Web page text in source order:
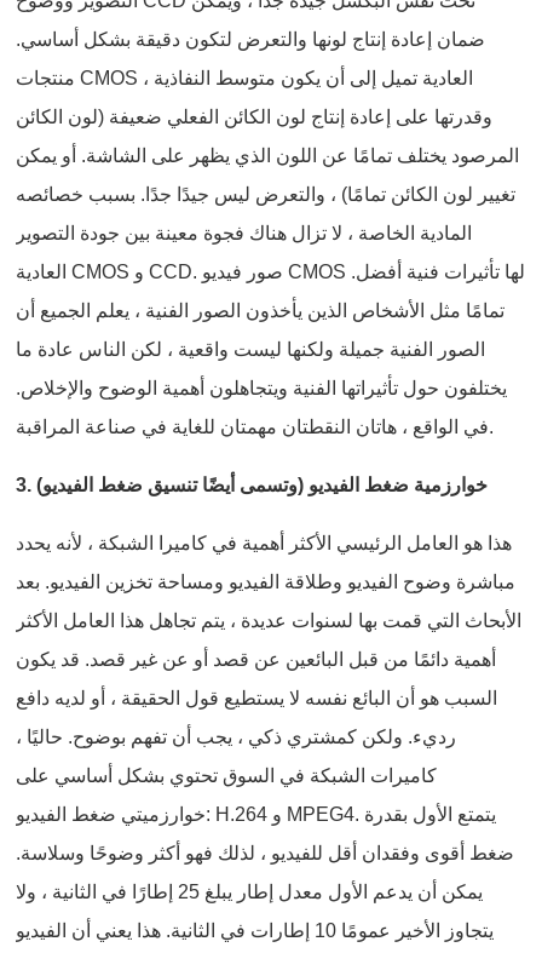
ضمان إعادة إنتاج لونها والتعرض لتكون دقيقة بشكل أساسي.
منتجات CMOS العادية تميل إلى أن يكون متوسط النفاذية ،
وقدرتها على إعادة إنتاج لون الكائن الفعلي ضعيفة (لون الكائن
المرصود يختلف تمامًا عن اللون الذي يظهر على الشاشة. أو يمكن
تغيير لون الكائن تمامًا) ، والتعرض ليس جيدًا جدًا. بسبب خصائصه
المادية الخاصة ، لا تزال هناك فجوة معينة بين جودة التصوير
العادية CMOS و CCD. صور فيديو CMOS لها تأثيرات فنية أفضل.
تمامًا مثل الأشخاص الذين يأخذون الصور الفنية ، يعلم الجميع أن
الصور الفنية جميلة ولكنها ليست واقعية ، لكن الناس عادة ما
يختلفون حول تأثيراتها الفنية ويتجاهلون أهمية الوضوح والإخلاص.
في الواقع ، هاتان النقطتان مهمتان للغاية في صناعة المراقبة.
3. خوارزمية ضغط الفيديو (وتسمى أيضًا تنسيق ضغط الفيديو)
هذا هو العامل الرئيسي الأكثر أهمية في كاميرا الشبكة ، لأنه يحدد
مباشرة وضوح الفيديو وطلاقة الفيديو ومساحة تخزين الفيديو. بعد
الأبحاث التي قمت بها لسنوات عديدة ، يتم تجاهل هذا العامل الأكثر
أهمية دائمًا من قبل البائعين عن قصد أو عن غير قصد. قد يكون
السبب هو أن البائع نفسه لا يستطيع قول الحقيقة ، أو لديه دافع
رديء. ولكن كمشتري ذكي ، يجب أن تفهم بوضوح. حاليًا ،
كاميرات الشبكة في السوق تحتوي بشكل أساسي على
خوارزميتي ضغط الفيديو: H.264 و MPEG4. يتمتع الأول بقدرة
ضغط أقوى وفقدان أقل للفيديو ، لذلك فهو أكثر وضوحًا وسلاسة.
يمكن أن يدعم الأول معدل إطار يبلغ 25 إطارًا في الثانية ، ولا
يتجاوز الأخير عمومًا 10 إطارات في الثانية. هذا يعني أن الفيديو